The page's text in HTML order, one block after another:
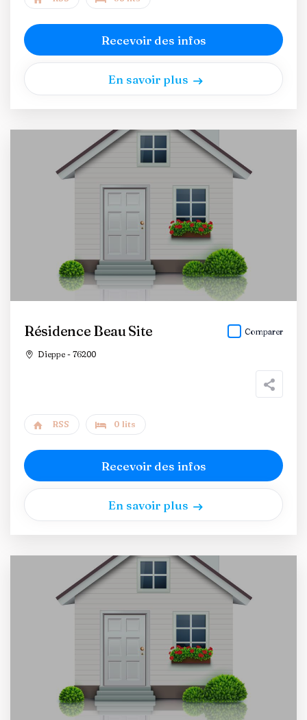
Recevoir des infos
En savoir plus
Résidence Beau Site
Dieppe - 76200
Comparer
RSS 0 lits
Recevoir des infos
En savoir plus